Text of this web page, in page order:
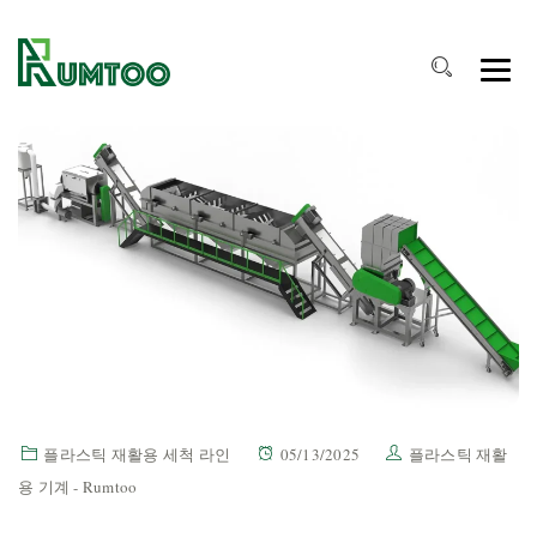
플라스틱 재활용 세척 라인 05/13/2025
플라스틱 재활
용 기계 - Rumtoo